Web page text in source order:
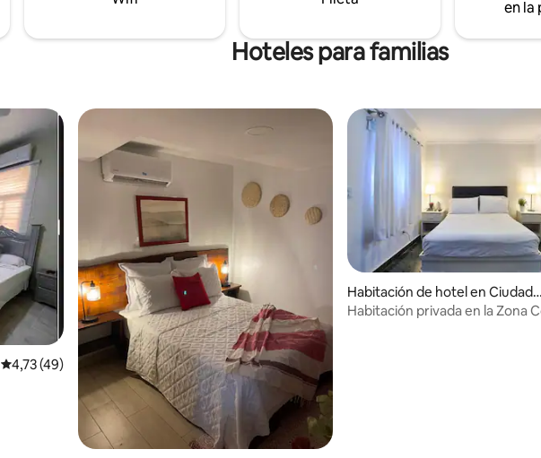
en la
Hoteles para familias
Calificación promedio: 4,73 de 5. 49 evaluaciones
4,73 (49)
Habitación de hotel en Ciudad
Colonial
Habitación privada en la Zona